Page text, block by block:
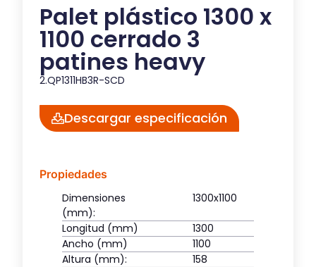
Palet plástico 1300 x
1100 cerrado 3
patines heavy
2.QP1311HB3R-SCD
Descargar especificación
Propiedades
Dimensiones
(mm):
1300x1100
Longitud (mm)
1300
Ancho (mm)
1100
Altura (mm):
158